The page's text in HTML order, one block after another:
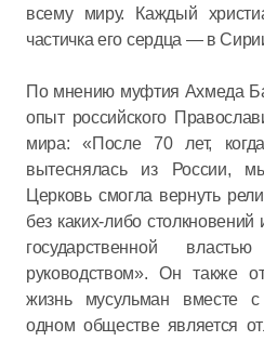
всему миру. Каждый
частичка его сердца — в
По мнению муфтия Ахмеда
опыт российского
мира: «После 70 лет,
вытеснялась из России,
Церковь смогла вернуть
без каких-либо
государственной
руководством». Он также
жизнь мусульман вместе
одном обществе является